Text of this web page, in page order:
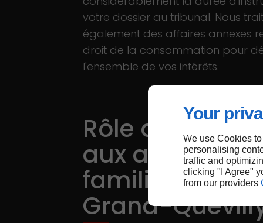
Your
We use Cookies
personalising
traffic and
clicking "I Agree"
from our providers
votre dossier au tribunal. Nous
également des affaires annexes
droit de la consommation pour
l'ensemble de vos intérêts.
Rôle du
aux affaires
familiales au
Grand-